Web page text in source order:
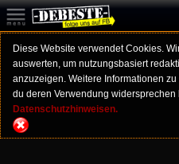
Diese Website verwendet Cookies.
auswerten, um nutzungsbasiert
anzuzeigen. Weitere Informationen
du deren Verwendung
Datenschutzhinweisen.